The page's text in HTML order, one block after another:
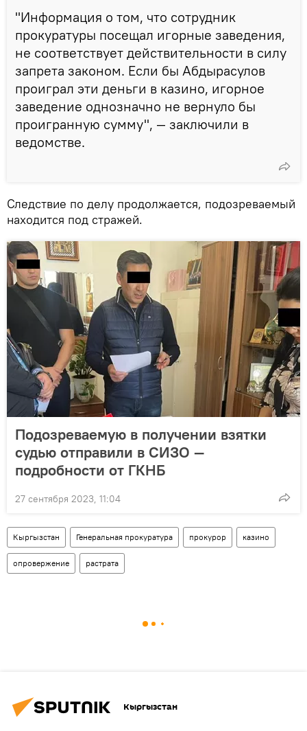
"Информация о том, что сотрудник
прокуратуры посещал игорные заведения,
не соответствует действительности в силу
запрета законом. Если бы Абдырасулов
проиграл эти деньги в казино, игорное
заведение однозначно не вернуло бы
проигранную сумму", — заключили в
ведомстве.
Следствие по делу продолжается, подозреваемый
находится под стражей.
Подозреваемую в получении взятки
судью отправили в СИЗО —
подробности от ГКНБ
27 сентября 2023, 11:04
Кыргызстан Генеральная прокуратура прокурор казино
опровержение растрата
Кыргызстан